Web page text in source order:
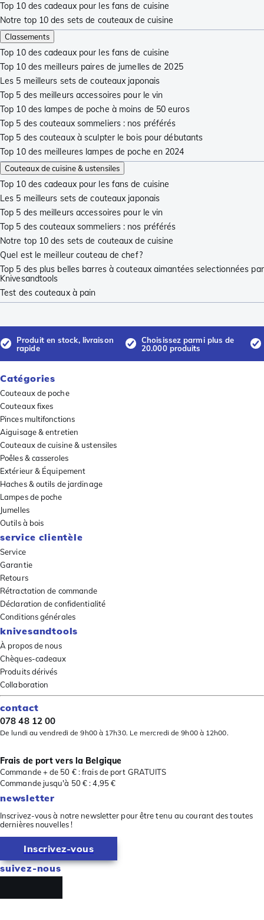
Top 10 des cadeaux pour les fans de cuisine
Notre top 10 des sets de couteaux de cuisine
Classements
Top 10 des cadeaux pour les fans de cuisine
Top 10 des meilleurs paires de jumelles de 2025
Les 5 meilleurs sets de couteaux japonais
Top 5 des meilleurs accessoires pour le vin
Top 10 des lampes de poche à moins de 50 euros
Top 5 des couteaux sommeliers : nos préférés
Top 5 des couteaux à sculpter le bois pour débutants
Top 10 des meilleures lampes de poche en 2024
Couteaux de cuisine & ustensiles
Top 10 des cadeaux pour les fans de cuisine
Les 5 meilleurs sets de couteaux japonais
Top 5 des meilleurs accessoires pour le vin
Top 5 des couteaux sommeliers : nos préférés
Notre top 10 des sets de couteaux de cuisine
Quel est le meilleur couteau de chef?
Top 5 des plus belles barres à couteaux aimantées selectionnées par
Knivesandtools
Test des couteaux à pain
Produit en stock, livraison
rapide
Choisissez parmi plus de
20.000 produits
Catégories
Couteaux de poche
Couteaux fixes
Pinces multifonctions
Aiguisage & entretien
Couteaux de cuisine & ustensiles
Poêles & casseroles
Extérieur & Équipement
Haches & outils de jardinage
Lampes de poche
Jumelles
Outils à bois
service clientèle
Service
Garantie
Retours
Rétractation de commande
Déclaration de confidentialité
Conditions générales
knivesandtools
À propos de nous
Chèques-cadeaux
Produits dérivés
Collaboration
contact
078 48 12 00
De lundi au vendredi de 9h00 à 17h30. Le mercredi de 9h00 à 12h00.
Frais de port vers la Belgique
Commande + de 50 € : frais de port GRATUITS
Commande jusqu'à 50 € : 4,95 €
newsletter
Inscrivez-vous à notre newsletter pour être tenu au courant des toutes
dernières nouvelles !
Inscrivez-vous
suivez-nous